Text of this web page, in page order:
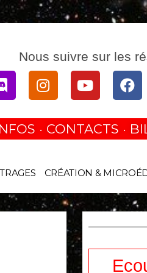
Nous suivre sur les
DiscordInstagramYoutube
· CONTACTS ·
CRÉATION &